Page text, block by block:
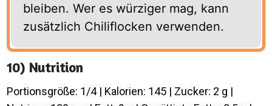
bleiben. Wer es würziger mag, kann
zusätzlich Chiliflocken verwenden.
10) Nutrition
Portionsgröße: 1/4 | Kalorien: 145 | Zucker: 2 g |